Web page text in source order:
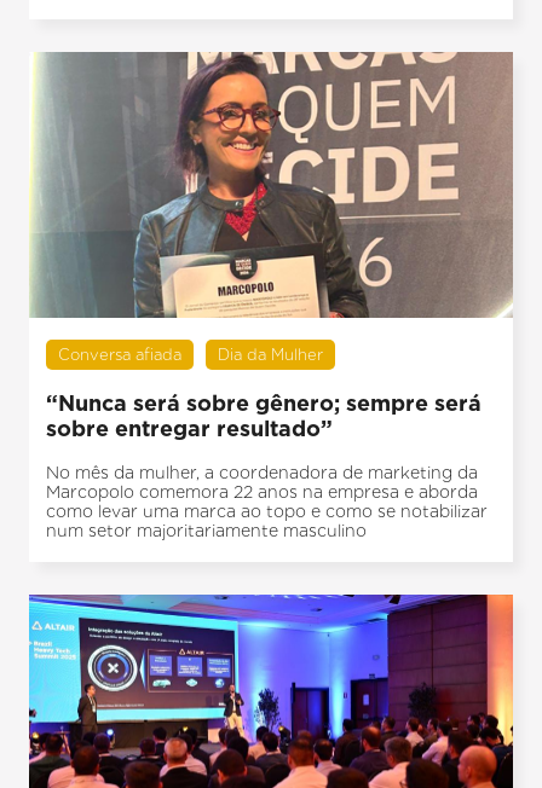
Conversa afiada Dia da Mulher
“Nunca será sobre gênero; sempre será
sobre entregar resultado”
No mês da mulher, a coordenadora de marketing da
Marcopolo comemora 22 anos na empresa e aborda
como levar uma marca ao topo e como se notabilizar
num setor majoritariamente masculino